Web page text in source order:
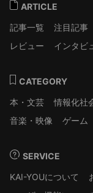
ARTICLE
記事一覧
注目記事
レビュー
インタビ
CATEGORY
本・文芸
情報化社
音楽・映像
ゲーム
SERVICE
KAI-YOUについて